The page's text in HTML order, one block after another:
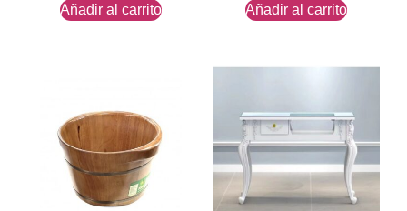
Añadir al carrito Añadir al carrito